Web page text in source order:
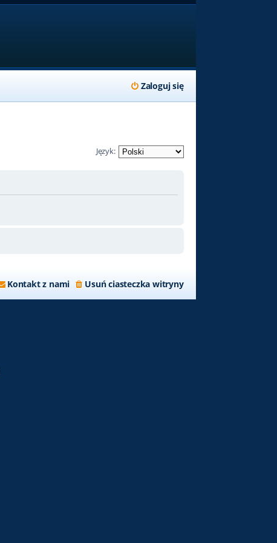
Zaloguj się
Język:
Usuń ciasteczka witryny
Kontakt z nami